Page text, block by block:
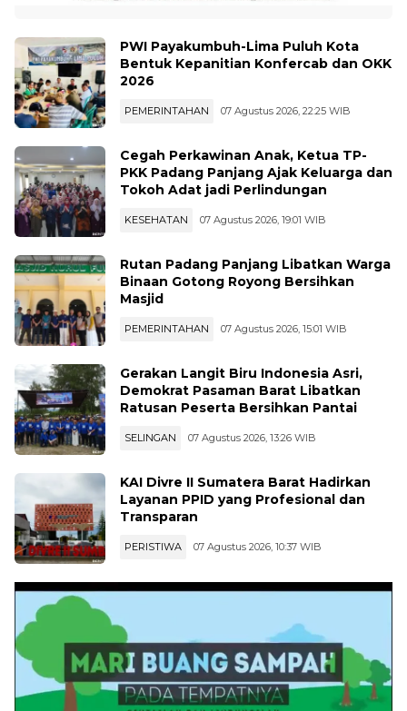
PWI Payakumbuh-Lima Puluh Kota
Bentuk Kepanitian Konfercab dan OKK
PEMERINTAHAN 07 Agustus 2026, 22:25 WIB
Cegah Perkawinan Anak, Ketua TP-
PKK Padang Panjang Ajak Keluarga dan
Tokoh Adat jadi Perlindungan
KESEHATAN 07 Agustus 2026, 19:01 WIB
Rutan Padang Panjang Libatkan Warga
Binaan Gotong Royong Bersihkan
PEMERINTAHAN 07 Agustus 2026, 15:01 WIB
Gerakan Langit Biru Indonesia Asri,
Demokrat Pasaman Barat Libatkan
Ratusan Peserta Bersihkan Pantai
SELINGAN 07 Agustus 2026, 13:26 WIB
KAI Divre II Sumatera Barat Hadirkan
Layanan PPID yang Profesional dan
PERISTIWA 07 Agustus 2026, 10:37 WIB